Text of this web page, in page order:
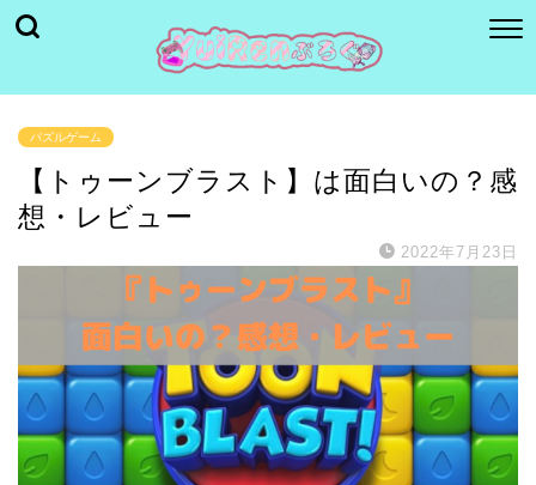
パズルゲーム
【トゥーンブラスト】は面白いの？感
想・レビュー
2022年7月23日